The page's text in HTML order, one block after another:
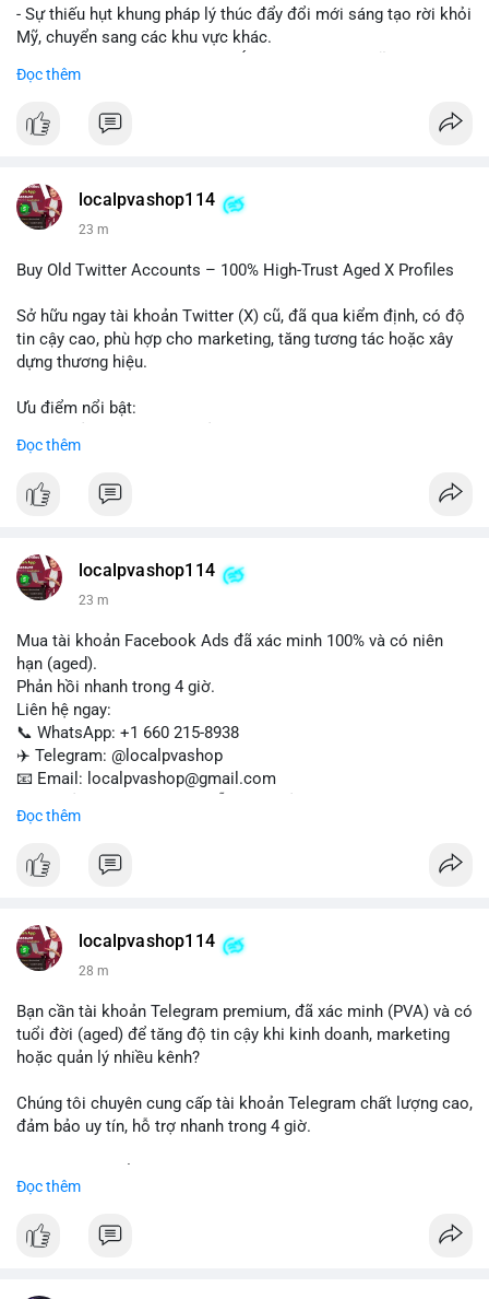
- Sự thiếu hụt khung pháp lý thúc đẩy đổi mới sáng tạo rời khỏi
Mỹ, chuyển sang các khu vực khác.
trường khi Mỹ còn đang lúng túng về luật pháp.
#binancesquare #blockchain
#vlikevn #titanbot
📰 Nguồn: Cointelegraph
Đọc thêm
localpvashop114
23 m
Buy Old Twitter Accounts – 100% High-Trust Aged X Profiles
Sở hữu ngay tài khoản Twitter (X) cũ, đã qua kiểm định, có độ
tin cậy cao, phù hợp cho marketing, tăng tương tác hoặc xây
dựng thương hiệu.
Ưu điểm nổi bật:
- Hồ sơ hoàn chỉnh, giảm nguy cơ bị khóa
✈️ Telegram: @localpvashop
📧 Email: localpvashop@gmail.com
Đọc thêm
localpvashop114
23 m
Mua tài khoản Facebook Ads đã xác minh 100% và có niên
hạn (aged).
Phản hồi nhanh trong 4 giờ.
Liên hệ ngay:
📞 WhatsApp: +1 660 215-8938
✈️ Telegram: @localpvashop
📧 Email: localpvashop@gmail.com
quảng cáo của bạn. Đặt mua hôm nay!
Đọc thêm
localpvashop114
28 m
Bạn cần tài khoản Telegram premium, đã xác minh (PVA) và có
tuổi đời (aged) để tăng độ tin cậy khi kinh doanh, marketing
hoặc quản lý nhiều kênh?
Chúng tôi chuyên cung cấp tài khoản Telegram chất lượng cao,
đảm bảo uy tín, hỗ trợ nhanh trong 4 giờ.
📞 WhatsApp: +1 660 215-8938
📧 Email: localpvashop@gmail.com
Đọc thêm